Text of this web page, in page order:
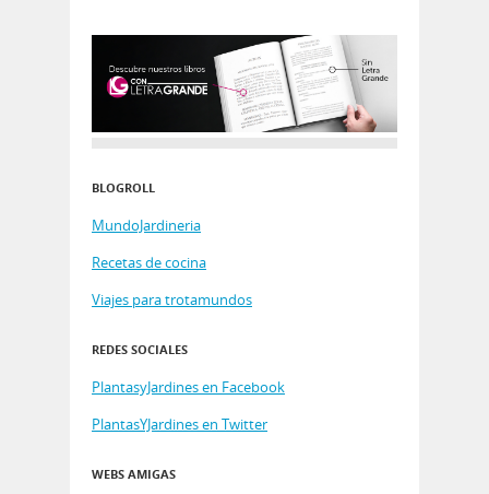
BLOGROLL
MundoJardineria
Recetas de cocina
Viajes para trotamundos
REDES SOCIALES
PlantasyJardines en Facebook
PlantasYJardines en Twitter
WEBS AMIGAS